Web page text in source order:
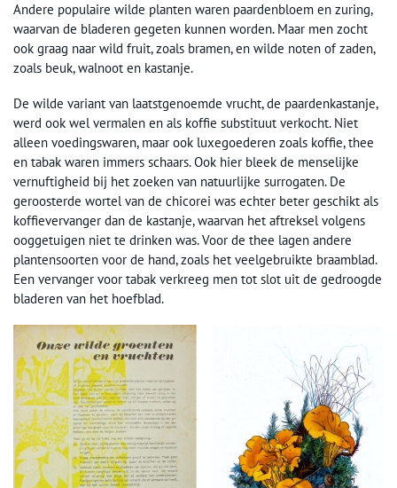
Andere populaire wilde planten waren paardenbloem en zuring,
waarvan de bladeren gegeten kunnen worden. Maar men zocht
ook graag naar wild fruit, zoals bramen, en wilde noten of zaden,
zoals beuk, walnoot en kastanje.
De wilde variant van laatstgenoemde vrucht, de paardenkastanje,
werd ook wel vermalen en als koffie substituut verkocht. Niet
alleen voedingswaren, maar ook luxegoederen zoals koffie, thee
en tabak waren immers schaars. Ook hier bleek de menselijke
vernuftigheid bij het zoeken van natuurlijke surrogaten. De
geroosterde wortel van de chicorei was echter beter geschikt als
koffievervanger dan de kastanje, waarvan het aftreksel volgens
ooggetuigen niet te drinken was. Voor de thee lagen andere
plantensoorten voor de hand, zoals het veelgebruikte braamblad.
Een vervanger voor tabak verkreeg men tot slot uit de gedroogde
bladeren van het hoefblad.